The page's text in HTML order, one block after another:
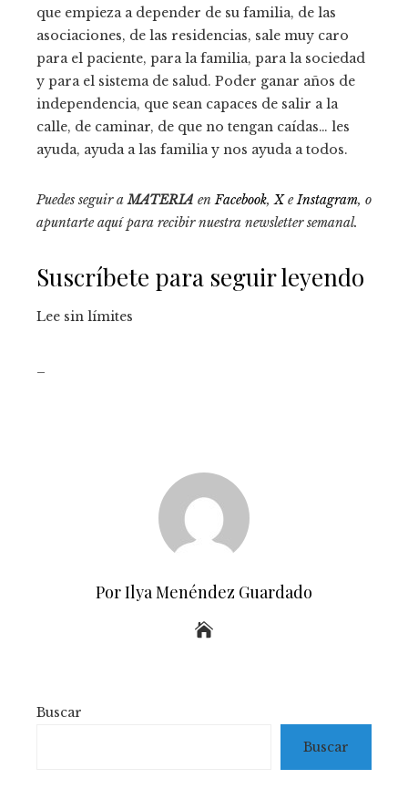
que empieza a depender de su familia, de las
asociaciones, de las residencias, sale muy caro
para el paciente, para la familia, para la sociedad
y para el sistema de salud. Poder ganar años de
independencia, que sean capaces de salir a la
calle, de caminar, de que no tengan caídas… les
ayuda, ayuda a las familia y nos ayuda a todos.
Puedes seguir aMATERIA en Facebook,XeInstagram, o
apuntarte aquí para recibirnuestra newsletter semanal.
Suscríbete para seguir leyendo
Lee sin límites
Por Ilya Menéndez Guardado
Buscar
Buscar